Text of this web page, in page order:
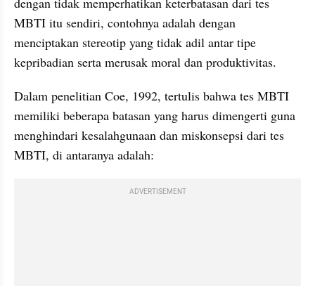
MBTI itu sendiri, contohnya adalah dengan
menciptakan stereotip yang tidak adil antar tipe
kepribadian serta merusak moral dan produktivitas.
Dalam penelitian Coe, 1992, tertulis bahwa tes MBTI
memiliki beberapa batasan yang harus dimengerti guna
menghindari kesalahgunaan dan miskonsepsi dari tes
MBTI, di antaranya adalah:
ADVERTISEMENT